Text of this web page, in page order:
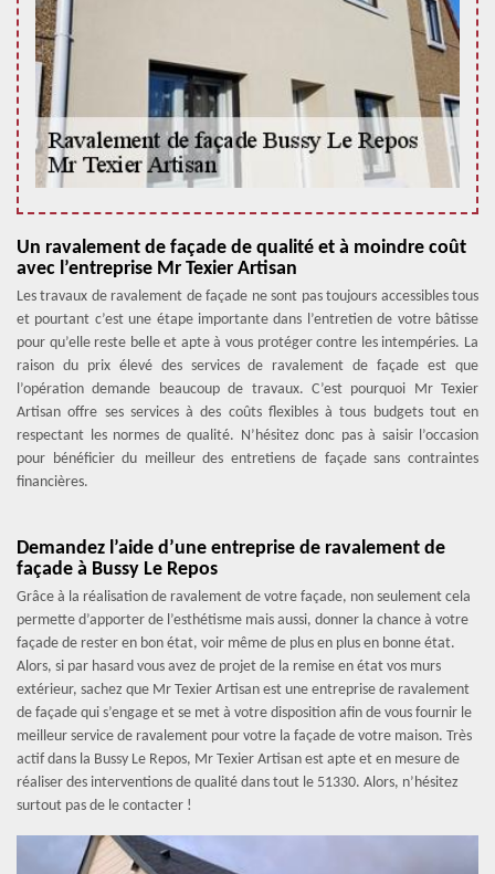
Un ravalement de façade de qualité et à moindre coût
avec l’entreprise Mr Texier Artisan
Les travaux de ravalement de façade ne sont pas toujours accessibles tous
et pourtant c’est une étape importante dans l’entretien de votre bâtisse
pour qu’elle reste belle et apte à vous protéger contre les intempéries. La
raison du prix élevé des services de ravalement de façade est que
l’opération demande beaucoup de travaux. C’est pourquoi Mr Texier
Artisan offre ses services à des coûts flexibles à tous budgets tout en
respectant les normes de qualité. N’hésitez donc pas à saisir l’occasion
pour bénéficier du meilleur des entretiens de façade sans contraintes
financières.
Demandez l’aide d’une entreprise de ravalement de
façade à Bussy Le Repos
Grâce à la réalisation de ravalement de votre façade, non seulement cela
permette d’apporter de l’esthétisme mais aussi, donner la chance à votre
façade de rester en bon état, voir même de plus en plus en bonne état.
Alors, si par hasard vous avez de projet de la remise en état vos murs
extérieur, sachez que Mr Texier Artisan est une entreprise de ravalement
de façade qui s’engage et se met à votre disposition afin de vous fournir le
meilleur service de ravalement pour votre la façade de votre maison. Très
actif dans la Bussy Le Repos, Mr Texier Artisan est apte et en mesure de
réaliser des interventions de qualité dans tout le 51330. Alors, n’hésitez
surtout pas de le contacter !